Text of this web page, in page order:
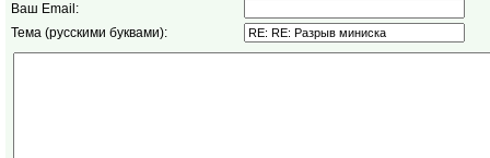
Ваш Email:
Тема (русскими буквами):